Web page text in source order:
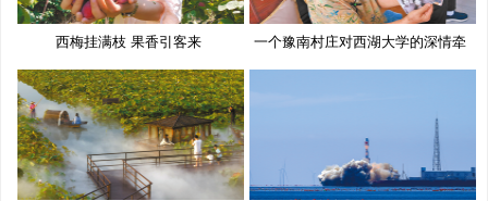
西梅挂满枝 果香引客来
一个豫南村庄对西湖大学的深情牵
挂